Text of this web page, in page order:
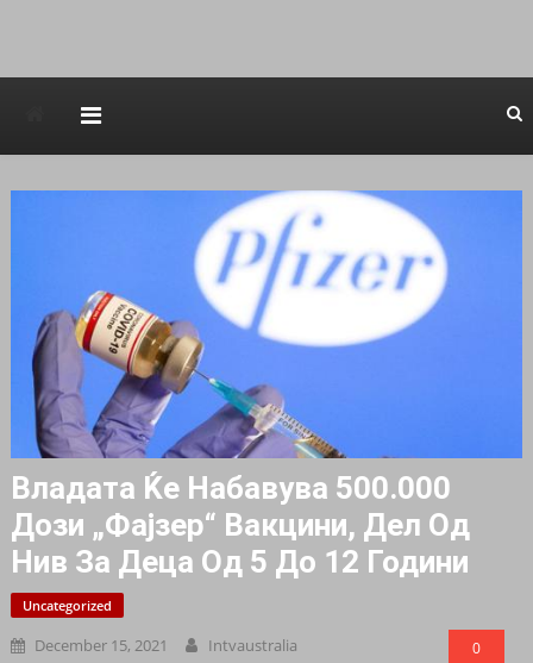
Владата Ќе Набавува 500.000
Дози „Фајзер“ Вакцини, Дел Од
Нив За Деца Од 5 До 12 Години
Uncategorized
December 15, 2021 Intvaustralia 0